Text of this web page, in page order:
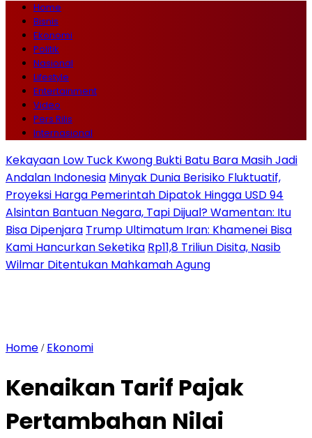
Home
Bisnis
Ekonomi
Politik
Nasional
Lifestyle
Entertainment
Video
Pers Rilis
Internasional
Kekayaan Low Tuck Kwong Bukti Batu Bara Masih Jadi
Andalan Indonesia Minyak Dunia Berisiko Fluktuatif,
Proyeksi Harga Pemerintah Dipatok Hingga USD 94
Alsintan Bantuan Negara, Tapi Dijual? Wamentan: Itu
Bisa Dipenjara Trump Ultimatum Iran: Khamenei Bisa
Kami Hancurkan Seketika Rp11,8 Triliun Disita, Nasib
Wilmar Ditentukan Mahkamah Agung
Home / Ekonomi
Kenaikan Tarif Pajak
Pertambahan Nilai